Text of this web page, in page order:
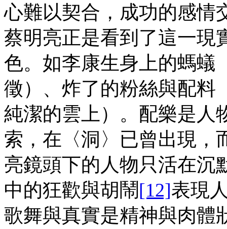
心難以契合，成功的感情
蔡明亮正是看到了這一現
色。如李康生身上的螞蟻
徵）、炸了的粉絲與配料
純潔的雲上）。配樂是人
索，在〈洞〉已曾出現，
亮鏡頭下的人物只活在沉
中的狂歡與胡鬧[12]表現
歌舞與真實是精神與肉體